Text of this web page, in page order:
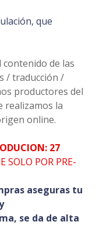
que
de las
/ traducción /
productores del
realizamos la
online.
27
SOLO POR PRE-
aseguras tu
se da de alta